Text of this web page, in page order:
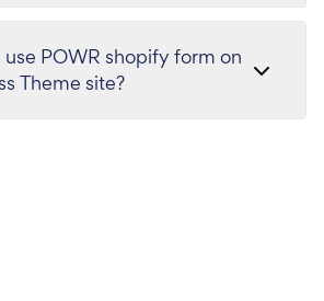
POWR shopify form on
Theme site?